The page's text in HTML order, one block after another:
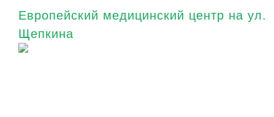
Европейский медицинский центр на ул.
Щепкина